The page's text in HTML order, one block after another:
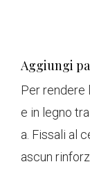
Aggiungi
Per rendere
e in legno
a. Fissali al
ascun